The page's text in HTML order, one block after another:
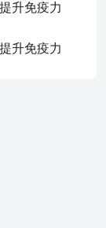
升免疫力
升免疫力